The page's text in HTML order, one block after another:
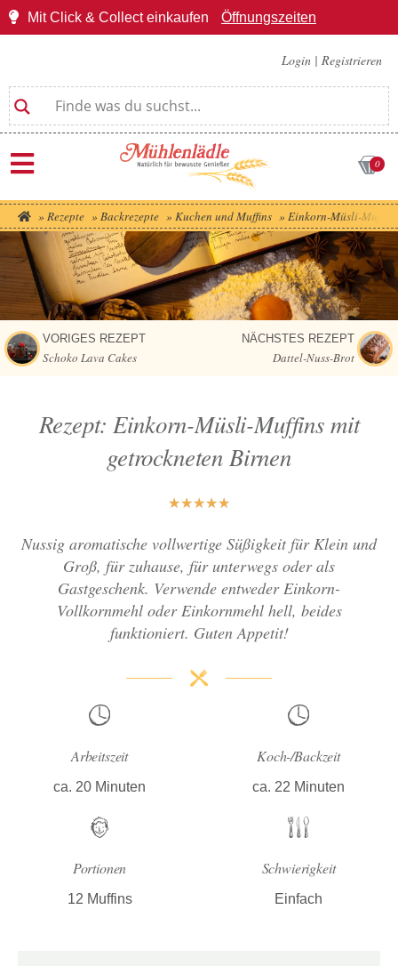
Mit Click & Collect einkaufen Öffnungszeiten
Login | Registrieren
0
» Rezepte » Backrezepte » Kuchen und Muffins » Einkorn-Müsli-
VORIGES REZEPT
Schoko Lava Cakes
NÄCHSTES REZEPT
Dattel-Nuss-Brot
Rezept: Einkorn-Müsli-Muffins mit
getrockneten Birnen
★★★★★
Nussig aromatische vollwertige Süßigkeit für Klein und
Groß, für zuhause, für unterwegs oder als
Gastgeschenk. Verwende entweder Einkorn-
Vollkornmehl oder Einkornmehl hell, beides
funktioniert. Guten Appetit!
Arbeitszeit
ca. 20 Minuten
Koch-/Backzeit
ca. 22 Minuten
Portionen
12 Muffins
Schwierigkeit
Einfach